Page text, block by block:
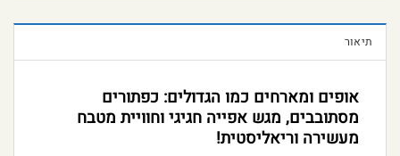
תיאור
אופים ומארחים כמו הגדולים: כפתורים
מסתובבים, מגש אפייה חגיגי וחוויית מטבח
מעשירה וריאליסטית!